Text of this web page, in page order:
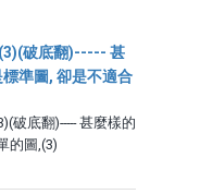
破底翻)----- 甚
準圖, 卻是不適合
破底翻)----- 甚麼樣的
的圖,(3)